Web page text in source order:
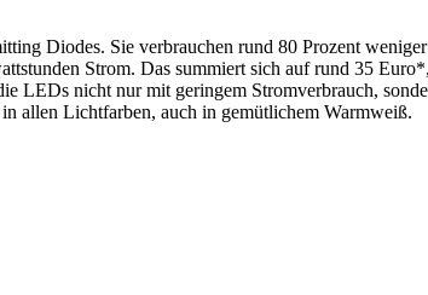
Diodes. Sie verbrauchen rund 80 Prozent
Strom. Das summiert sich auf rund 35
LEDs nicht nur mit geringem Stromverbrauch,
allen Lichtfarben, auch in gemütlichem Warmweiß.